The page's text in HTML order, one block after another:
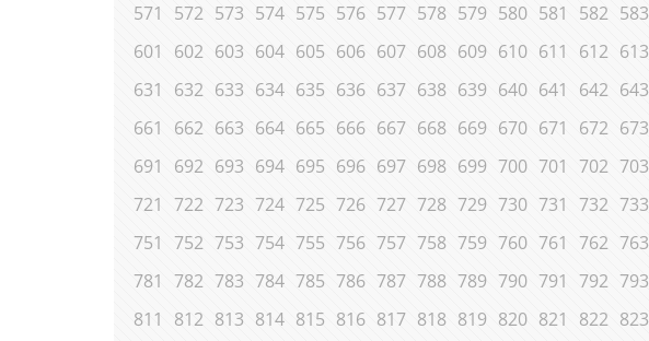
571
572 573 574 575 576 577 578 579 580 581 582 583
601
602 603 604 605 606 607 608 609 610 611 612 613
631
632 633 634 635 636 637 638 639 640 641 642 643
661
662 663 664 665 666 667 668 669 670 671 672 673
691
692 693 694 695 696 697 698 699 700 701 702 703
721 722 723 724 725 726 727 728 729 730 731 732 733
751
752 753 754 755 756 757 758 759 760 761 762 763
781 782 783 784 785 786 787 788 789 790 791 792 793
811
812 813 814 815 816 817 818 819 820 821 822 823